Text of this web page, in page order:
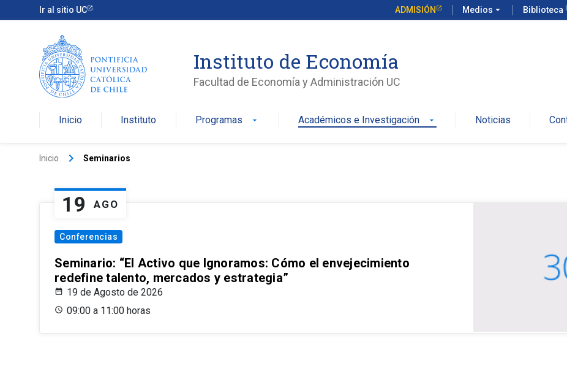
Ir al sitio UC ADMISIÓN Medios arrow_drop_down Biblioteca
Instituto de Economía
Facultad de Economía y Administración UC
Inicio Instituto Programas arrow_drop_down Académicos e Investigación arrow_drop_down Noticias
Inicio keyboard_arrow_right Seminarios
19 AGO
Conferencias
Seminario: “El Activo que Ignoramos: Cómo el envejecimiento
redefine talento, mercados y estrategia”
19 de Agosto de 2026
09:00 a 11:00 horas